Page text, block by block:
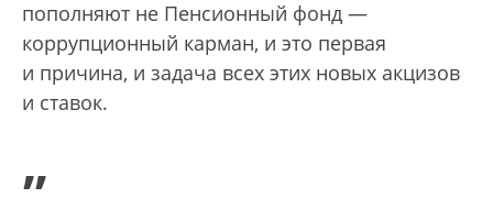
пополняют не Пенсионный фонд —
коррупционный карман, и это первая
и причина, и задача всех этих новых акцизов
и ставок.
„